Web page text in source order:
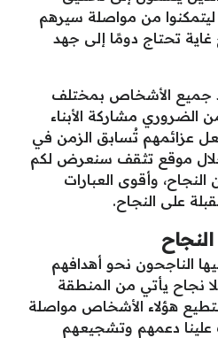
ليتمكنوا من مواصلة سيرهم
غاية تحتاج دومًا إلى جهد
جميع الأشخاص بمختلف
الضروري مشاركة الأبناء
عزائمهم تُسابق الزمن في
موقع تثقف سنعرض لكم
وأقوى العبارات
على النجاح.
الناجحون نحو أهدافهم
نجاح يأتي من المنطقة
هؤلاء الأشخاص مواصلة
علينا دعمهم وتشجيعهم